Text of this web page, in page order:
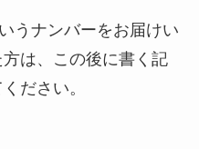
うナンバーをお届けい
は、この後に書く記
ださい。